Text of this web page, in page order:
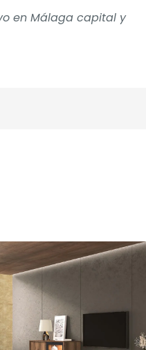
en Málaga capital y